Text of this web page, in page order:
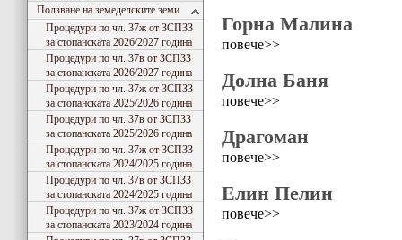
Ползване на земеделските земи
Процедури по чл. 37ж от ЗСПЗЗ
за стопанската 2026/2027 година
Процедури по чл. 37в от ЗСПЗЗ
за стопанската 2026/2027 година
Процедури по чл. 37ж от ЗСПЗЗ
за стопанската 2025/2026 година
Процедури по чл. 37в от ЗСПЗЗ
за стопанската 2025/2026 година
Процедури по чл. 37ж от ЗСПЗЗ
за стопанската 2024/2025 година
Процедури по чл. 37в от ЗСПЗЗ
за стопанската 2024/2025 година
Процедури по чл. 37ж от ЗСПЗЗ
за стопанската 2023/2024 година
Горна Малина
повече>>
Долна Баня
повече>>
Драгоман
повече>>
Елин Пелин
повече>>